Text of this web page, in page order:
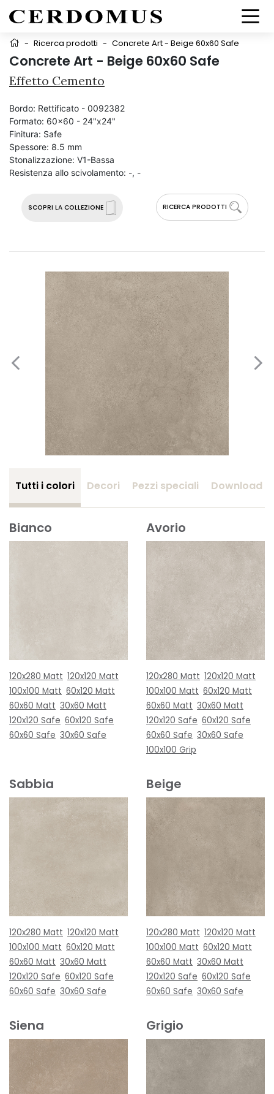
- Ricerca prodotti - Concrete Art - Beige 60x60 Safe
Concrete Art - Beige 60x60 Safe
Effetto Cemento
SCOPRI LA COLLEZIONE RICERCA PRODOTTI
Bordo: Rettificato - 0092382
Formato: 60x60 - 24"x24"
Finitura: Safe
Spessore: 8.5 mm
Stonalizzazione: V1-Bassa
Resistenza allo scivolamento: -, -
Tutti i colori Decori Pezzi speciali Download
Bianco
120x280 Matt 120x120 Matt
100x100 Matt 60x120 Matt
60x60 Matt 30x60 Matt
120x120 Safe 60x120 Safe
60x60 Safe 30x60 Safe
Avorio
120x280 Matt 120x120 Matt
100x100 Matt 60x120 Matt
60x60 Matt 30x60 Matt
120x120 Safe 60x120 Safe
60x60 Safe 30x60 Safe
100x100 Grip
Sabbia
120x280 Matt 120x120 Matt
100x100 Matt 60x120 Matt
60x60 Matt 30x60 Matt
120x120 Safe 60x120 Safe
60x60 Safe 30x60 Safe
Beige
120x280 Matt 120x120 Matt
100x100 Matt 60x120 Matt
60x60 Matt 30x60 Matt
120x120 Safe 60x120 Safe
60x60 Safe 30x60 Safe
Siena Grigio